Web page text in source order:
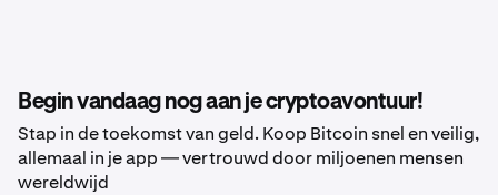
Begin vandaag nog aan je cryptoavontuur!
Stap in de toekomst van geld. Koop Bitcoin snel en veilig,
allemaal in je app — vertrouwd door miljoenen mensen
wereldwijd